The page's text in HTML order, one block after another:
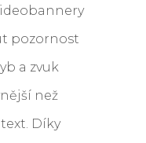
pozornost
a zvuk
než
Díky